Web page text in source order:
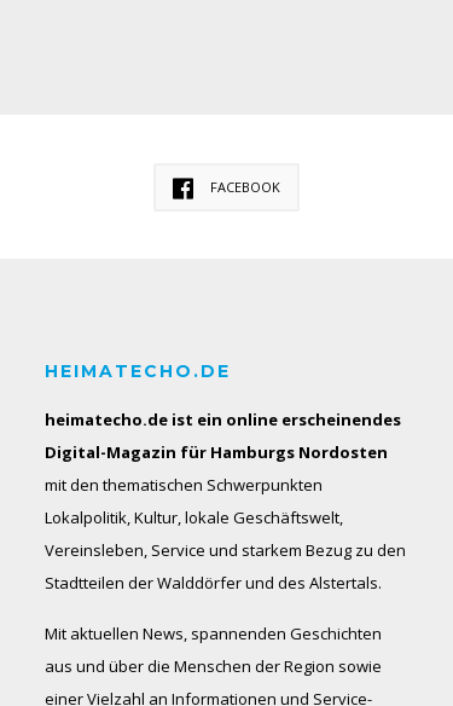
FACEBOOK
HEIMATECHO.DE
heimatecho.de ist ein online erscheinendes
Digital-Magazin für Hamburgs Nordosten
mit den thematischen Schwerpunkten
Lokalpolitik, Kultur, lokale Geschäftswelt,
Vereinsleben, Service und starkem Bezug zu den
Stadtteilen der Walddörfer und des Alstertals.
Mit aktuellen News, spannenden Geschichten
aus und über die Menschen der Region sowie
einer Vielzahl an Informationen und Service-